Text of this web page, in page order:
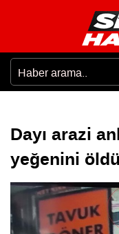
Dayı arazi
yeğenini